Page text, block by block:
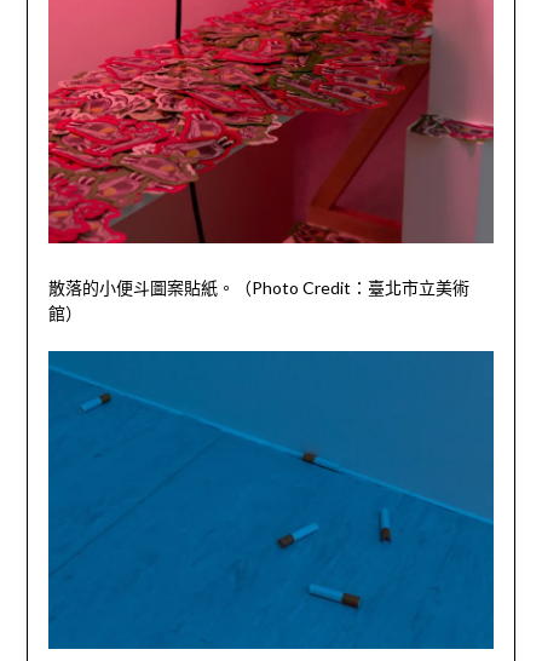
散落的小便斗圖案貼紙。（Photo Credit ：臺北市立美術
館）